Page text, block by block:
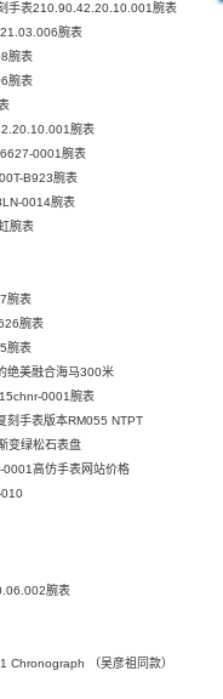
手表210.90.42.20.10.001腕表
腕表
腕表
腕表
腕表
0001腕表
B923腕表
0014腕表
腕表
腕表
腕表
腕表
绝美融合海马300米
0001腕表
刻手表版本RM055 NTPT
变绿松石表盘
高仿手表网站价格
010
腕表
Chronograph （吴彦祖同款）